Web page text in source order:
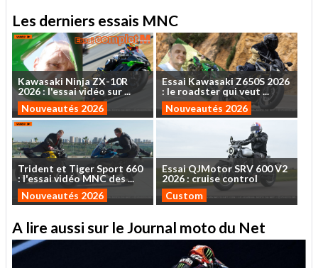
Les derniers essais MNC
Kawasaki NinjaZX-10R
2026: l'essaividéo sur...
Nouveautés 2026
Essai KawasakiZ650S 2026
: le roadsterquiveut ...
Nouveautés 2026
Trident et TigerSport 660
: l'essaividéoMNCdes...
Nouveautés 2026
EssaiQJMotorSRV 600V2
2026 : cruise control
Custom
A lire aussi sur le Journal moto du Net